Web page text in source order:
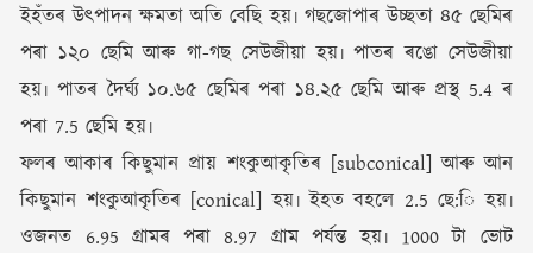
ইহঁতৰ উৎপাদন ক্ষমতা অতি বেছি হয়৷ গছজোপাৰ উচ্ছতা ৪৫ ছেমিৰ
পৰা ১২০ ছেমি আৰু গা-গছ সেউজীয়া হয়৷ পাতৰ ৰঙো সেউজীয়া
হয়৷ পাতৰ দৈৰ্ঘ্য ১০.৬৫ ছেমিৰ পৰা ১৪.২৫ ছেমি আৰু প্ৰস্থ 5.4 ৰ
পৰা 7.5 ছেমি হয়৷
ফলৰ আকাৰ কিছুমান প্ৰায় শংকুআকৃতিৰ [subconical] আৰু আন
কিছুমান শংকুআকৃতিৰ [conical] হয়৷ ইহত বহলে 2.5 ছে:ি হয়৷
ওজনত 6.95 গ্ৰামৰ পৰা 8.97 গ্ৰাম পৰ্যন্ত হয়৷ 1000 টা ভোট